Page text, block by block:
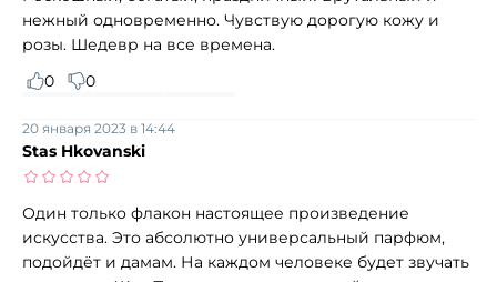
нежный одновременно. Чувствую дорогую кожу и
розы. Шедевр на все времена.
0
0
Stas Hkovanski
20 января 2023 в 14:44
Один только флакон настоящее произведение
искусства. Это абсолютно универсальный парфюм,
подойдёт и дамам. На каждом человеке будет звучать